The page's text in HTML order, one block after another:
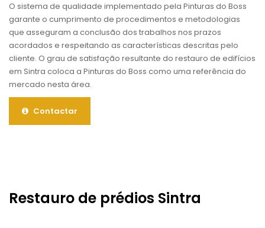
O sistema de qualidade implementado pela Pinturas do Boss
garante o cumprimento de procedimentos e metodologias
que asseguram a conclusão dos trabalhos nos prazos
acordados e respeitando as características descritas pelo
cliente. O grau de satisfação resultante do restauro de edifícios
em Sintra coloca a Pinturas do Boss como uma referência do
mercado nesta área.
Contactar
Restauro de prédios Sintra